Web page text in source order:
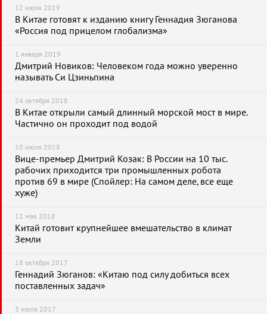
12 июля 2019
В Китае готовят к изданию книгу Геннадия Зюганова
«Россия под прицелом глобализма»
1 января 2019
Дмитрий Новиков: Человеком года можно уверенно
называть Си Цзиньпина
24 октября 2018
В Китае открыли самый длинный морской мост в мире.
Частично он проходит под водой
10 июля 2018
Вице-премьер Дмитрий Козак: В России на 10 тыс.
рабочих приходится три промышленных робота
против 69 в мире (Спойлер: На самом деле, все еще
хуже)
12 мая 2018
Китай готовит крупнейшее вмешательство в климат
Земли
18 октября 2017
Геннадий Зюганов: «Китаю под силу добиться всех
поставленных задач»
3 июля 2017